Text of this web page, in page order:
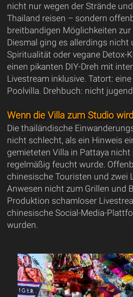
nicht nur wegen der Strände
Thailand reisen – sondern
breitbandigen Möglichkeiten
Diesmal ging es allerdings nicht
Spiritualität oder vegane Detox-
einen pikanten DIY-Dreh mit
Livestream inklusive. Tatort:
Poolvilla. Drehbuch: nicht
Wenn die Villa zum Studio wird
Die thailändische
nicht schlecht, als ein Hinweis
gemieteten Villa in Pattaya nicht
regelmäßig feucht wurde.
chinesische Touristen und zwei
Anwesen nicht zum Grillen und
Produktion schamloser
chinesische Social-Media-
wurden.